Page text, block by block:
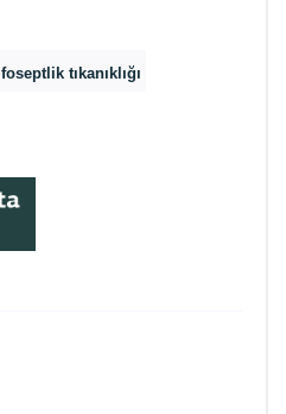
foseptlik tıkanıklığı